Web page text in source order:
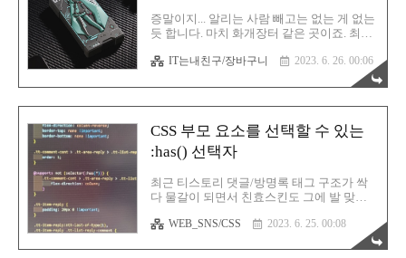
사에서도 세부 정보를 살펴봐야 축 제조사를
알 수 있거든요. 대부분은 그냥 축의 색상을
붙여 마케팅을 하고 있죠. 이 키보든느
LEOBOG라는 회사에서 출시한 숫자 키보드
입니다. 레오보그라고 읽으면 될 것 같군요.
키보드 모델명은 K21입니다. 축은 ..
증말이지... 알리는 사람 빼고는 없는 게 없는
듯 합니다. 마치 화개장터 같은 곳이죠. 최곱
용하여 한국에 공격적 마케팅을 하고 있습니
다. TV 광고로도 나오고 말이죠. 5일 배송을
강조하고 있어요. 물론 알리의 모든 판매자
가 5일 배송을 진행하는건 아닙니다. 쿠팡 로
빠르듯 알리에서도 5일 배송 마크가 표시된
제품만 해당됩니다. 아무튼 한국 구매자가
많이 늘어나면서 이렇게 한국에 본격적으로
마케팅을 하고 있는것이 아닐까라는 생각이
듭니다. 그 중 한 명이 바로 접니다. 알리에서
이거 사고 저거 사다보니 어느덧 다이아몬드
회원이 되었습니다. (크헬헬) 꾸준히 올라오
는 글의 원동력 중 하나가 바로 알리익스프
레스입니다. 그만큼..
IT는내친구/장바구니 2023. 6. 26. 00:06
CSS 부모 요소를 선택할 수 있는
:has() 선택자
최근 티스토리 댓글/방명록 태그 구조가 싹
다 물갈이 되면서 친효스킨도 그에 발 맞추
방명록 시스템에는 고정 기능이 있습니다.
즉 마음에 드는 댓글(방명록)을 제일 상단으
WEB_SNS/CSS 2023. 6. 25. 00:08